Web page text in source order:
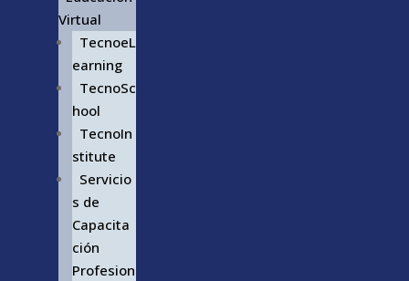
Virtual
TecnoeL
earning
TecnoSc
hool
TecnoIn
stitute
Servicio
s de
Capacita
ción
Profesion